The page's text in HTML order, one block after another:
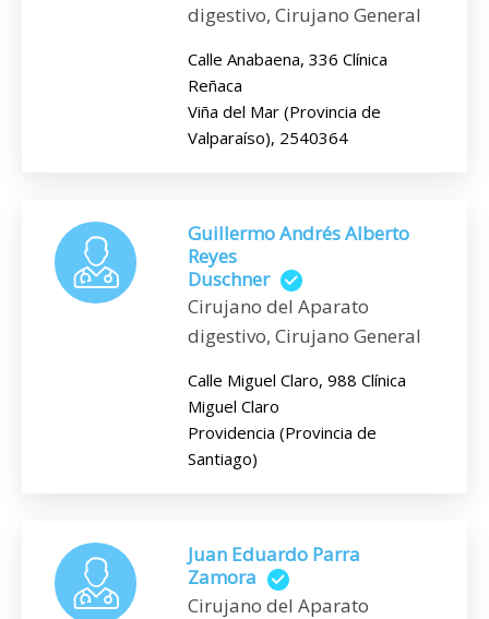
digestivo, Cirujano General
Calle Anabaena, 336 Clínica
Reñaca
Viña del Mar (Provincia de
Valparaíso), 2540364
Guillermo Andrés Alberto
Reyes
Duschner
Cirujano del Aparato
digestivo, Cirujano General
Calle Miguel Claro, 988 Clínica
Miguel Claro
Providencia (Provincia de
Santiago)
Juan Eduardo Parra
Zamora
Cirujano del Aparato